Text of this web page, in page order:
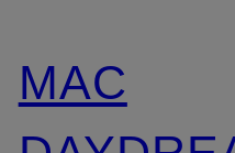
MAC